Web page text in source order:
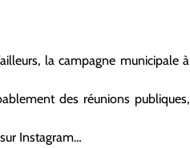
la campagne municipale à
des réunions publiques,
Instagram…